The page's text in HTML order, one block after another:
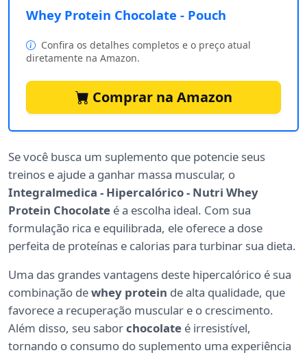
Whey Protein Chocolate - Pouch
Confira os detalhes completos e o preço atual
diretamente na Amazon.
Comprar na Amazon
Se você busca um suplemento que potencie seus
treinos e ajude a ganhar massa muscular, o
Integralmedica - Hipercalórico - Nutri Whey
Protein Chocolate é a escolha ideal. Com sua
formulação rica e equilibrada, ele oferece a dose
perfeita de proteínas e calorias para turbinar sua dieta.
Uma das grandes vantagens deste hipercalórico é sua
combinação dewhey protein de alta qualidade, que
favorece a recuperação muscular e o crescimento.
Além disso, seu saborchocolate é irresistível,
tornando o consumo do suplemento uma experiência